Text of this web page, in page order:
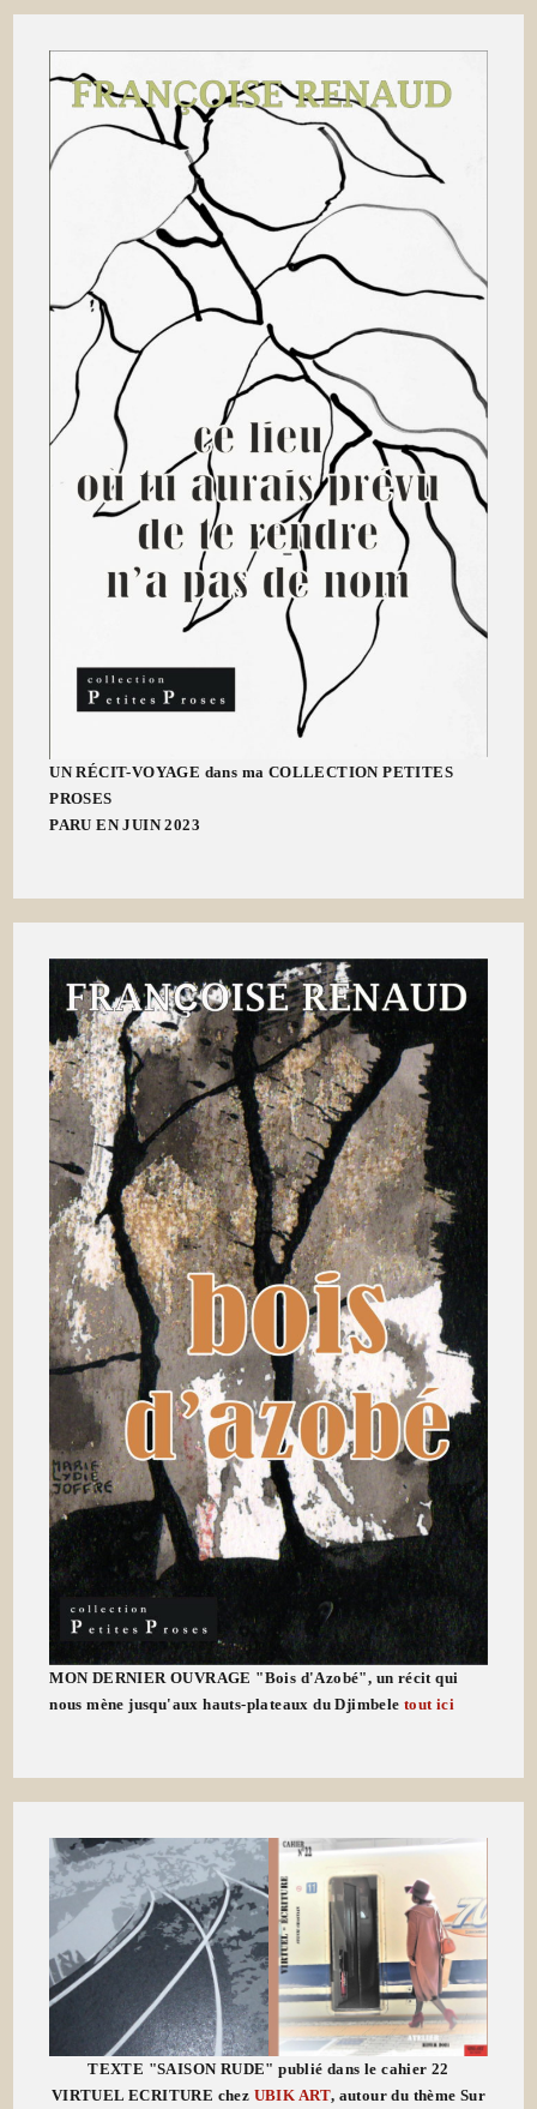
UN RÉCIT-VOYAGE dans ma COLLECTION PETITES
PROSES
PARU EN JUIN 2023
MON DERNIER OUVRAGE "Bois d'Azobé", un récit qui
nous mène jusqu'aux hauts-plateaux du Djimbeletout ici
TEXTE "SAISON RUDE" publié dans le cahier 22
VIRTUEL ECRITURE chez UBIK ART, autour du thème Sur